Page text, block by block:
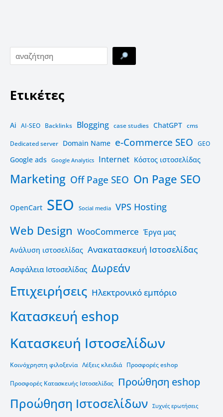
Ετικέτες
Ai AI-SEO Backlinks Blogging case studies ChatGPT cms
Dedicated server Domain Name e-Commerce SEO GEO
Google ads Google Analytics Internet Kόστος ιστοσελίδας
Marketing Off Page SEO On Page SEO
OpenCart SEO Social media VPS Hosting
Web Design WooCommerce Έργα μας
Ανάλυση ιστοσελίδας Ανακατασκευή Ιστοσελίδας
Ασφάλεια Ιστοσελίδας Δωρεάν
Επιχειρήσεις Ηλεκτρονικό εμπόριο
Κατασκευή eshop
Κατασκευή Ιστοσελίδων
Κοινόχρηστη φιλοξενία Λέξεις κλειδιά Προσφορές eshop
Προσφορές Κατασκευής Ιστοσελίδας Προώθηση eshop
Προώθηση Ιστοσελίδων Συχνές ερωτήσεις